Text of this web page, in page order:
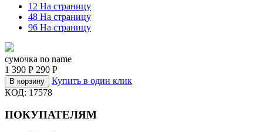
12 На страницу
48 На страницу
96 На страницу
сумочка no name
1 390 Р 290 Р
В корзину
Купить в один клик
КОД: 17578
ПОКУПАТЕЛЯМ